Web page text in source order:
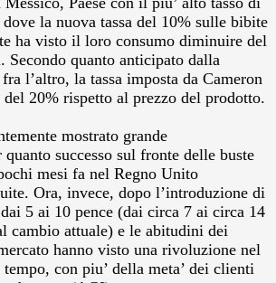
dove la nuova tassa del 10% sulle bibite
ha visto il loro consumo diminuire del
Secondo quanto anticipato dalla
l’altro, la tassa imposta da Cameron
del 20% rispetto al prezzo del prodotto.
mostrato grande
quanto successo sul fronte delle buste
mesi fa nel Regno Unito
Ora, invece, dopo l’introduzione di
5 ai 10 pence (dai circa 7 ai circa 14
cambio attuale) e le abitudini dei
hanno visto una rivoluzione nel
con piu’ della meta’ dei clienti